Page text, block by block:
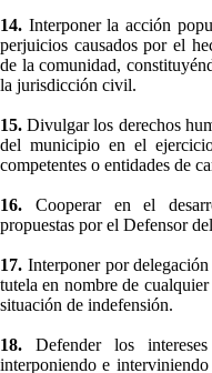
14. Interponer la acción
perjuicios causados por el
de la comunidad,
la jurisdicción civil.
15.Divulgar los derechos
del municipio en el
competentes o entidades de
16. Cooperar en el
propuestas por el Defensor
17. Interponer por
tutela en nombre de
situación de indefensión.
18.Defender los
interponiendo e